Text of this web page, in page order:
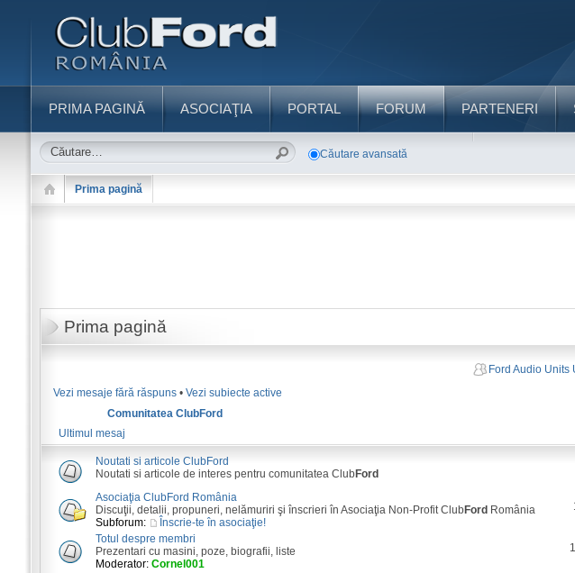
PRIMA PAGINĂ ASOCIAŢIA PORTAL FORUM PARTENERI
Căutare avansată
Prima pagină
Prima pagină
Ford Audio Units
Vezi mesaje fără răspuns• Vezi subiecte active
Comunitatea ClubFord
Ultimul mesaj
Noutati si articole ClubFord
Noutati si articole de interes pentru comunitatea ClubFord
Asociaţia ClubFord România
Discuţii, detalii, propuneri, nelămuriri şi înscrieri în Asociaţia Non-Profit ClubFord România
Subforum:
Înscrie-te în asociaţie!
Totul despre membri
Prezentari cu masini, poze, biografii, liste
Moderator: Cornel001